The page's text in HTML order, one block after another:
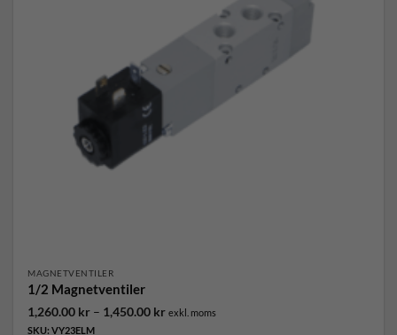
MAGNETVENTILER
1/2 Magnetventiler
1,260.00 kr – 1,450.00 krPrisintervall:
exkl. moms
SKU: VY23ELM